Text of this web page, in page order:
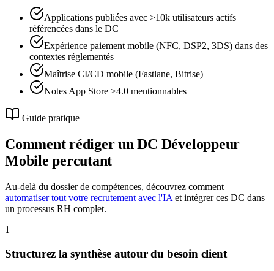
Applications publiées avec >10k utilisateurs actifs
référencées dans le DC
Expérience paiement mobile (NFC, DSP2, 3DS) dans des
contextes réglementés
Maîtrise CI/CD mobile (Fastlane, Bitrise)
Notes App Store >4.0 mentionnables
Guide pratique
Comment rédiger un DC Développeur
Mobile percutant
Au-delà du dossier de compétences, découvrez comment
automatiser tout votre recrutement avec l'IA et intégrer ces DC dans
un processus RH complet.
1
Structurez la synthèse autour du besoin client